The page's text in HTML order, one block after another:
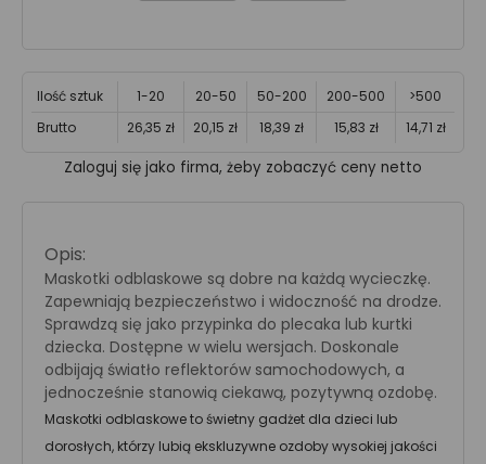
Ilość sztuk 1-20 20-50 50-200 200-500
>500
Brutto
26,35 zł 20,15 zł 18,39 zł 15,83 zł 14,71 zł
Zaloguj się jako firma, żeby zobaczyć ceny netto
Opis:
Maskotki odblaskowe są dobre na każdą wycieczkę.
Zapewniają bezpieczeństwo i widoczność na drodze.
Sprawdzą się jako przypinka do plecaka lub kurtki
dziecka. Dostępne w wielu wersjach. Doskonale
odbijają światło reflektorów samochodowych, a
jednocześnie stanowią ciekawą, pozytywną ozdobę.
Maskotki odblaskowe to świetny gadżet dla dzieci lub
dorosłych, którzy lubią ekskluzywne ozdoby wysokiej jakości